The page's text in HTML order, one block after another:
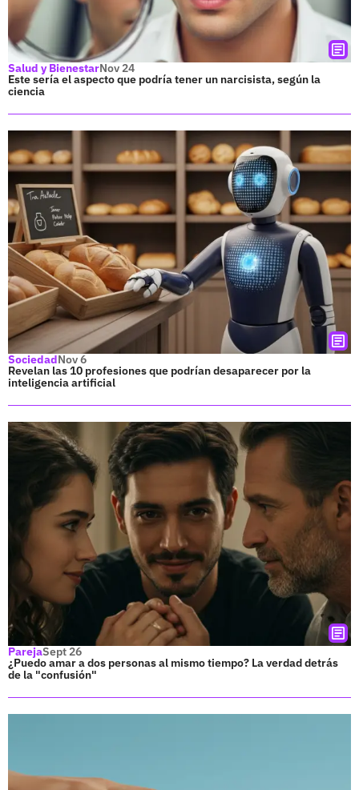
Salud y BienestarNov 24
Este sería el aspecto que podría tener un narcisista, según la
ciencia
SociedadNov 6
Revelan las 10 profesiones que podrían desaparecer por la
inteligencia artificial
ParejaSept 26
¿Puedo amar a dos personas al mismo tiempo? La verdad detrás
de la "confusión"